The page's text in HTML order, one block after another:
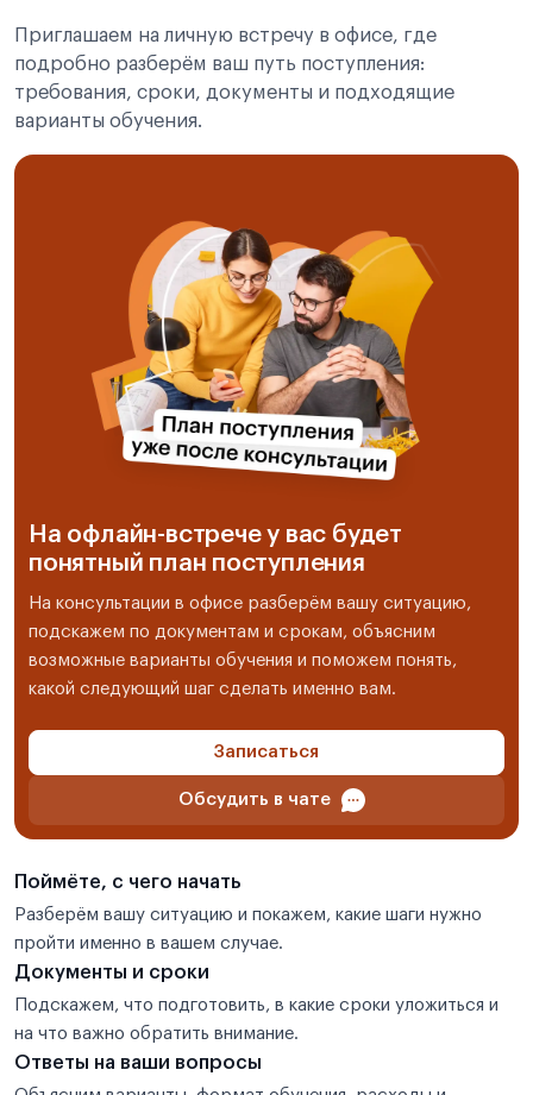
Приглашаем на личную встречу в офисе, где
подробно разберём ваш путь поступления:
требования, сроки, документы и подходящие
варианты обучения.
На офлайн-встрече у вас будет
понятный план поступления
На консультации в офисе разберём вашу ситуацию,
подскажем по документам и срокам, объясним
возможные варианты обучения и поможем понять,
какой следующий шаг сделать именно вам.
Записаться
Обсудить в чате
Поймёте, с чего начать
Разберём вашу ситуацию и покажем, какие шаги нужно
пройти именно в вашем случае.
Документы и сроки
Подскажем, что подготовить, в какие сроки уложиться и
на что важно обратить внимание.
Ответы на ваши вопросы